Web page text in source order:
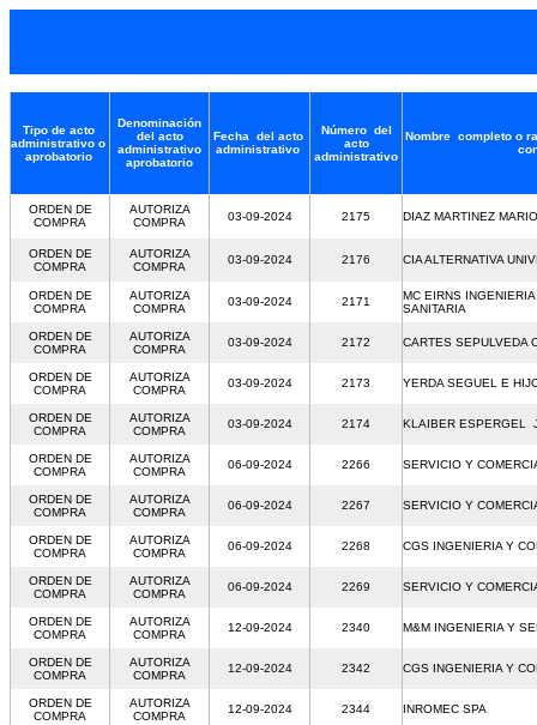
Tipo de acto
administrativo o
aprobatorio
Denominación
del acto
administrativo
aprobatorio
Fecha del acto
administrativo
Número del
acto
administrativo
Nombre completo o
ORDEN DE
COMPRA
AUTORIZA
COMPRA
03-09-2024 2175 DIAZ MARTINEZ
ORDEN DE
COMPRA
AUTORIZA
COMPRA
03-09-2024 2176 CIA ALTERNATIVA
ORDEN DE
COMPRA
AUTORIZA
COMPRA
03-09-2024 2171
MC EIRNS
SANITARIA
ORDEN DE
COMPRA
AUTORIZA
COMPRA
03-09-2024 2172 CARTES SEPULVEDA
ORDEN DE
COMPRA
AUTORIZA
COMPRA
03-09-2024 2173 YERDA SEGUEL E
ORDEN DE
COMPRA
AUTORIZA
COMPRA
03-09-2024 2174 KLAIBER ESPERGEL
ORDEN DE
COMPRA
AUTORIZA
COMPRA
06-09-2024 2266 SERVICIO Y
ORDEN DE
COMPRA
AUTORIZA
COMPRA
06-09-2024 2267 SERVICIO Y
ORDEN DE
COMPRA
AUTORIZA
COMPRA
06-09-2024 2268 CGS INGENIERIA Y
ORDEN DE
COMPRA
AUTORIZA
COMPRA
06-09-2024 2269 SERVICIO Y
ORDEN DE
COMPRA
AUTORIZA
COMPRA
12-09-2024 2340 M&M INGENIERIA Y
ORDEN DE
COMPRA
AUTORIZA
COMPRA
12-09-2024 2342 CGS INGENIERIA Y
ORDEN DE
COMPRA
AUTORIZA
COMPRA
12-09-2024 2344 INROMEC SPA